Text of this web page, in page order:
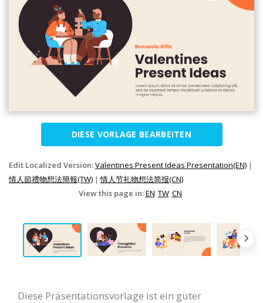
DIESE VORLAGE BEARBEITEN
Edit Localized Version:Valentines Present Ideas Presentation(EN) |
情人節禮物想法簡報(TW) |情人节礼物想法简报(CN)
View this page in:EN TW CN
Diese Präsentationsvorlage ist ein guter